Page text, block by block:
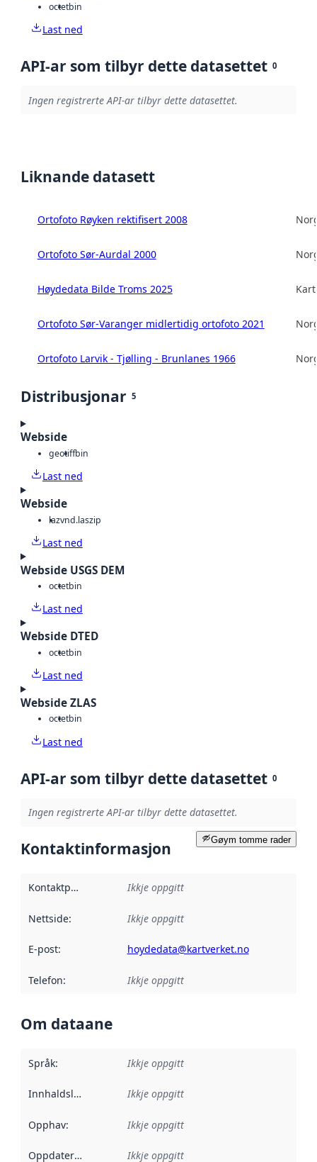
octetbin
Last ned
API-ar som tilbyr dette datasettet 0
Ingen registrerte API-ar tilbyr dette datasettet.
Liknande datasett
Ortofoto Røyken rektifisert 2008
Ortofoto Sør-Aurdal 2000
Høydedata Bilde Troms 2025
Ortofoto Sør-Varanger midlertidig ortofoto 2021
Ortofoto Larvik - Tjølling - Brunlanes 1966
Distribusjonar 5
Webside
geotiffbin
Last ned
Webside
lazvnd.laszip
Last ned
Webside USGS DEM
octetbin
Last ned
Webside DTED
octetbin
Last ned
Webside ZLAS
octetbin
Last ned
API-ar som tilbyr dette datasettet 0
Ingen registrerte API-ar tilbyr dette datasettet.
Gøym tomme rader
Kontaktinformasjon
Kontaktpunkt Ikkje oppgitt
Nettside: Ikkje oppgitt
E-post: hoydedata@kartverket.no
Telefon: Ikkje oppgitt
Om dataane
Språk: Ikkje oppgitt
Innhaldsleverandørar :
Ikkje oppgitt
Opphav: Ikkje oppgitt
Oppdateringsfrekvens :
Ikkje oppgitt